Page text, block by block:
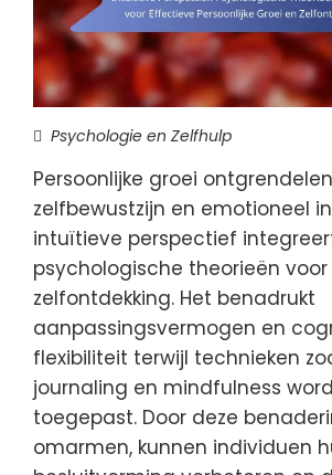
Psychologie en Zelfhulp
Persoonlijke groei
zelfbewustzijn en emotioneel
intuïtieve perspectief
psychologische theorieën
zelfontdekking. Het benadrukt
aanpassingsvermogen en
flexibiliteit terwijl technieken
journaling en mindfulness
toegepast. Door deze
omarmen, kunnen individuen